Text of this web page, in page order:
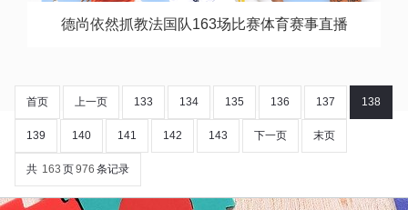
德尚依然抓教法国队163场比赛体育赛事直播
首页 上一页 133 134 135 136 137 138
139 140 141 142 143 下一页 末页
共 163 页976 条记录